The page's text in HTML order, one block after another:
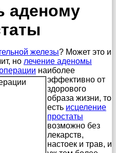
аденому
железы? Может это и
но лечение аденомы
наиболее
эффективно от
здорового
образа жизни, то
есть исцеление
простаты
возможно без
лекарств,
настоек и трав, и